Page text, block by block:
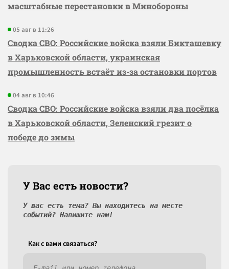
масштабные перестановки в Минобороны
05 авг в 11:26
Сводка СВО: Российские войска взяли Бикташевку
в Харьковской области, украинская
промышленность встаёт из-за остановки портов
04 авг в 10:46
Сводка СВО: Российские войска взяли два посёлка
в Харьковской области, Зеленский грезит о
победе до зимы
У Вас есть новости?
У вас есть тема? Вы находитесь на месте
событий? Напишите нам!
Как c вами связаться?